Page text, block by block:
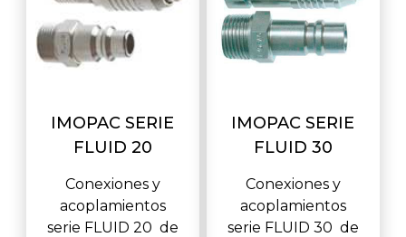
IMOPAC SERIE
FLUID 20
Conexiones y
acoplamientos
serie FLUID 20 de
IMOPAC SERIE
FLUID 30
Conexiones y
acoplamientos
serie FLUID 30 de